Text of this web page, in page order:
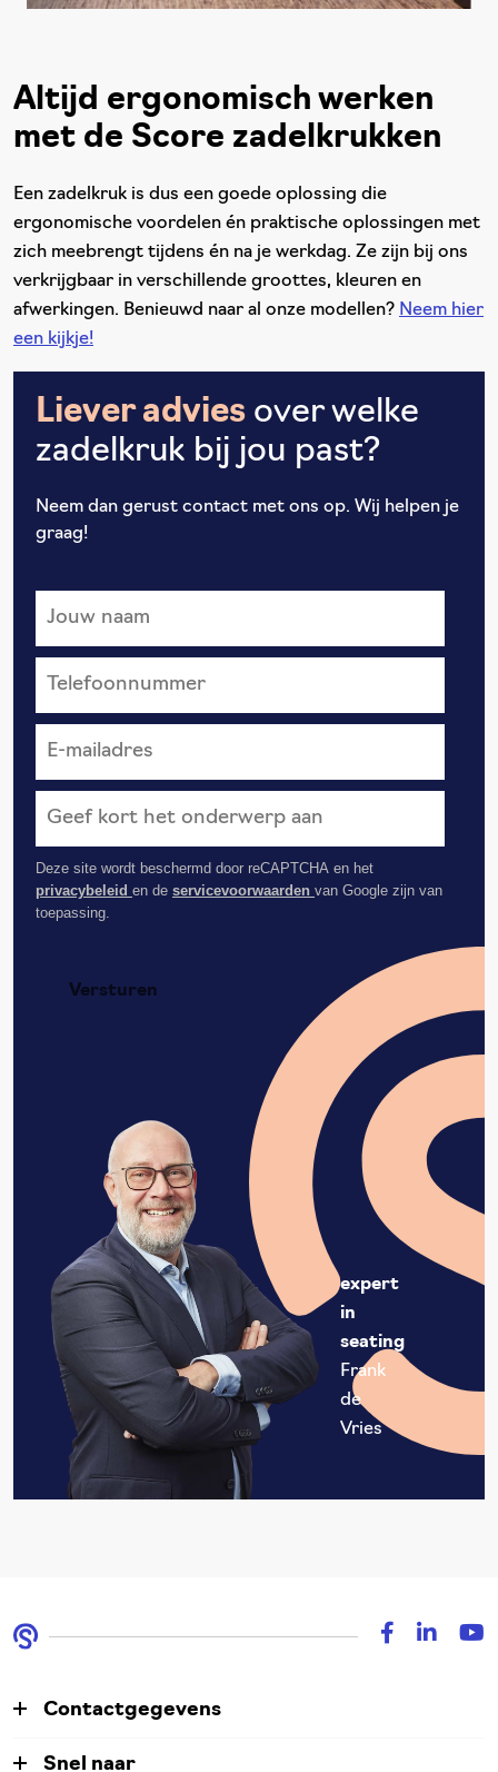
Altijd ergonomisch werken
met de Score zadelkrukken
Een zadelkruk is dus een goede oplossing die
ergonomische voordelen én praktische oplossingen met
zich meebrengt tijdens én na je werkdag. Ze zijn bij ons
verkrijgbaar in verschillende groottes, kleuren en
afwerkingen. Benieuwd naar al onze modellen? Neem hier
een kijkje!
Liever advies over welke
zadelkruk bij jou past?
Neem dan gerust contact met ons op. Wij helpen je
graag!
Deze site wordt beschermd door reCAPTCHA en het
privacybeleid en de servicevoorwaarden van Google zijn van
toepassing.
expert
in
seating
Frank
de
Vries
Contactgegevens
Snel naar